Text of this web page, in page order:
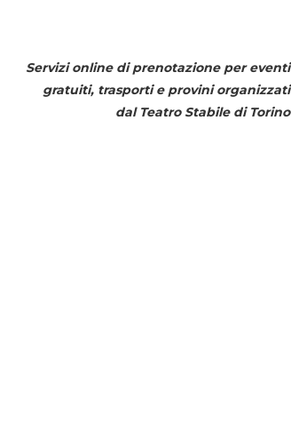
Servizi online di prenotazione per eventi
gratuiti, trasporti e provini organizzati
dal Teatro Stabile di Torino